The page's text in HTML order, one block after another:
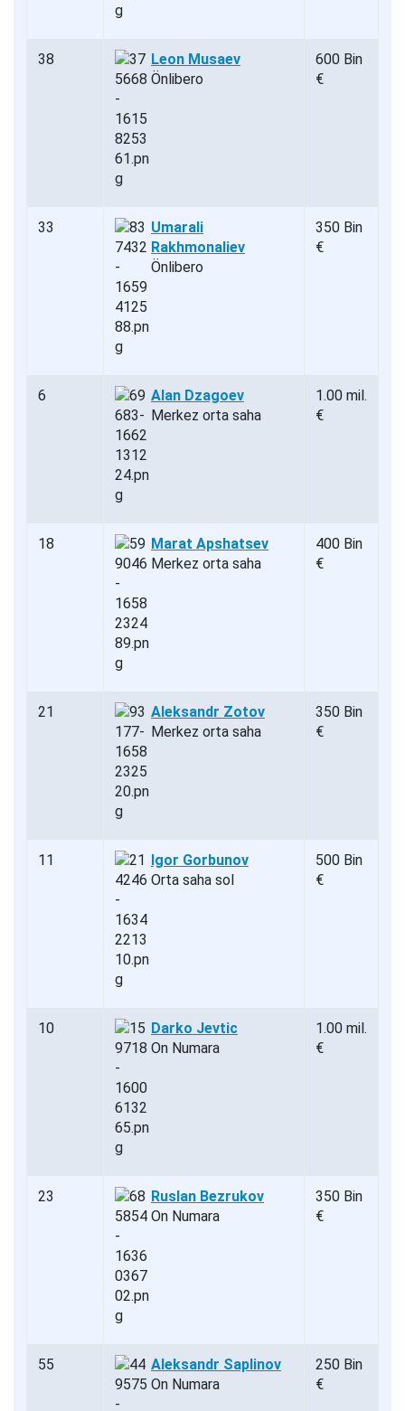
38
Leon Musaev
Önlibero
600 Bin
€
33
Umarali
Rakhmonaliev
Önlibero
350 Bin
€
6
Alan Dzagoev
Merkez orta saha
1.00 mil.
€
18
Marat Apshatsev
Merkez orta saha
400 Bin
€
21
Aleksandr Zotov
Merkez orta saha
350 Bin
€
11
Igor Gorbunov
Orta saha sol
500 Bin
€
10
Darko Jevtic
On Numara
1.00 mil.
€
23
Ruslan Bezrukov
On Numara
350 Bin
€
55
Aleksandr Saplinov
On Numara
250 Bin
€